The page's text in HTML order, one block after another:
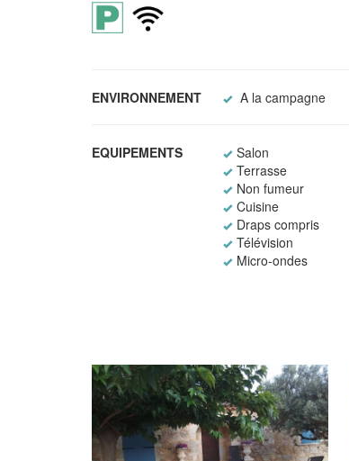
ENVIRONNEMENT A la campagne
EQUIPEMENTS Salon
Terrasse
Non fumeur
Cuisine
Draps compris
Télévision
Micro-ondes